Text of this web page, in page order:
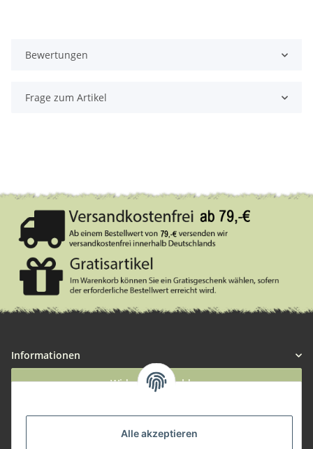
Alle akzeptieren
Bewertungen
Frage zum Artikel
Informationen
Widerruf anmelden